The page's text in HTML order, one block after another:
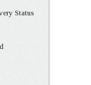
Status